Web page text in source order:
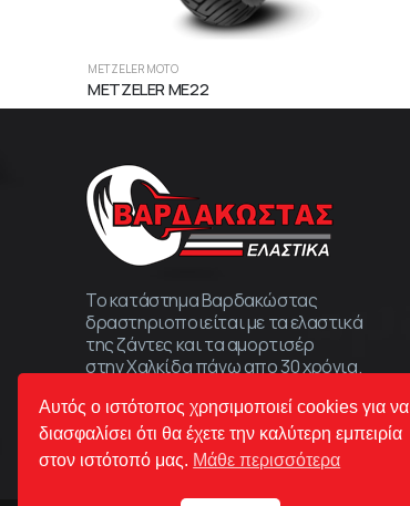
METZELER MOTO
METZELER ME22
Το κατάστημα Βαρδακώστας
δραστηριοποιείται με τα ελαστικά
της ζάντες και τα αμορτισέρ
στην Χαλκίδα πάνω απο 30 χρόνια.
Αυτός ο ιστότοπος χρησιμοποιεί cookies για να
διασφαλίσει ότι θα έχετε την καλύτερη εμπειρία
στον ιστότοπό μας. Μάθε περισσότερα